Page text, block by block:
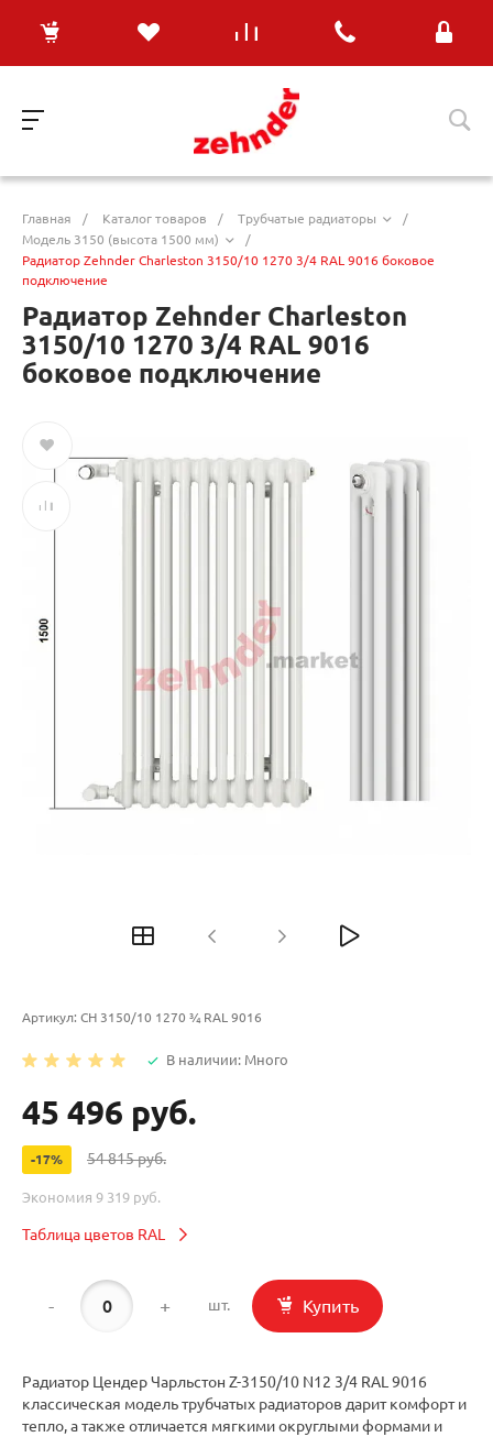
Главная / Каталог товаров / Трубчатые радиаторы
/
Модель 3150 (высота 1500 мм)
/
Радиатор Zehnder Charleston 3150/10 1270 3/4 RAL 9016 боковое
подключение
Радиатор Zehnder Charleston
3150/10 1270 3/4 RAL 9016
боковое подключение
Артикул: CH 3150/10 1270 ¾ RAL 9016
В наличии: Много
45 496 руб.
-17% 54 815 руб.
Экономия 9 319 руб.
Таблица цветов RAL
- + шт. Купить
Радиатор Цендер Чарльстон Z-3150/10 N12 3/4 RAL 9016
классическая модель трубчатых радиаторов дарит комфорт и
тепло, а также отличается мягкими округлыми формами и